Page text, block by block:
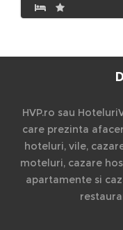
HVP.ro sau
care prezinta
hoteluri, vile,
moteluri, cazare
apartamente si